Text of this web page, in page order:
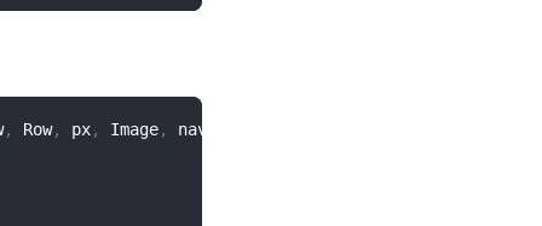
, Row, px, Image, nav